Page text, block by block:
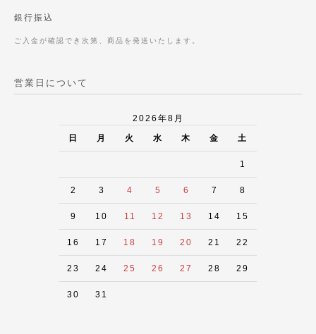
銀行振込
ご入金が確認でき次第、商品を発送いたします。
営業日について
2026年8月
日 月 火 水 木 金 土
1
2 3 4 5 6 7 8
9 10 11 12 13 14 15
16 17 18 19 20 21 22
23 24 25 26 27 28 29
30 31